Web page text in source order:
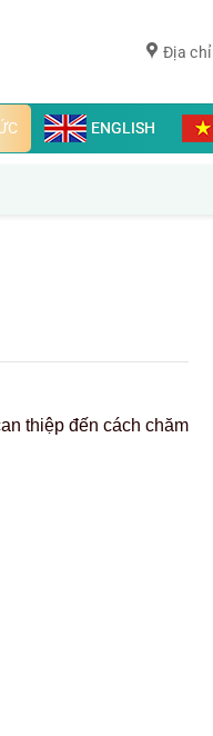
Địa chỉ
ENGLISH
thiệp đến cách chăm